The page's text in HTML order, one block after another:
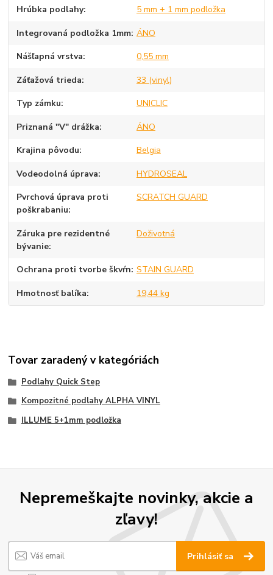
Hrúbka podlahy 5 mm + 1 mm podložka
Integrovaná podložka 1mm ÁNO
Nášľapná vrstva 0,55 mm
Záťažová trieda 33 (vinyl)
Typ zámku UNICLIC
Priznaná "V" drážka ÁNO
Krajina pôvodu Belgia
Vodeodolná úprava HYDROSEAL
Pvrchová úprava proti
poškrabaniu
SCRATCH GUARD
Záruka pre rezidentné
bývanie
Doživotná
Ochrana proti tvorbe škvŕn STAIN GUARD
Hmotnosť balíka 19,44 kg
Tovar zaradený v kategóriách
Podlahy Quick Step
Kompozitné podlahy ALPHA VINYL
ILLUME 5+1mm podložka
Nepremeškajte novinky, akcie a
zľavy!
Prihlásiť sa